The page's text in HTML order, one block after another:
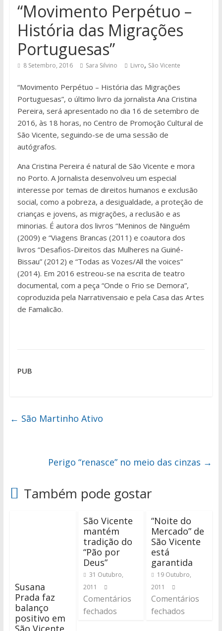
“Movimento Perpétuo –
História das Migrações
Portuguesas”
8 Setembro, 2016 Sara Silvino Livro, São Vicente
“Movimento Perpétuo – História das Migrações
Portuguesas”, o último livro da jornalista Ana Cristina
Pereira, será apresentado no dia 16 de setembro de
2016, às 18 horas, no Centro de Promoção Cultural de
São Vicente, seguindo-se de uma sessão de
autógrafos.
Ana Cristina Pereira é natural de São Vicente e mora
no Porto. A Jornalista desenvolveu um especial
interesse por temas de direitos humanos e exclusão
social, como a pobreza, a desigualdade, a proteção de
crianças e jovens, as migrações, a reclusão e as
minorias. É autora dos livros “Meninos de Ninguém
(2009) e “Viagens Brancas (2011) e coautora dos
livros “Desafios-Direitos das Mulheres na Guiné-
Bissau” (2012) e “Todas as Vozes/All the voices”
(2014). Em 2016 estreou-se na escrita de teatro
documental, com a peça “Onde o Frio se Demora”,
coproduzida pela Narrativensaio e pela Casa das Artes
de Famalicão.
PUB
← São Martinho Ativo
Perigo “renasce” no meio das cinzas →
Também pode gostar
Susana
Prada faz
balanço
positivo em
São Vicente
mantém
tradição do
“Pão por
Deus”
31 Outubro,
2011
Comentários
fechados
“Noite do
Mercado” de
São Vicente
está
garantida
19 Outubro,
2011
Comentários
fechados